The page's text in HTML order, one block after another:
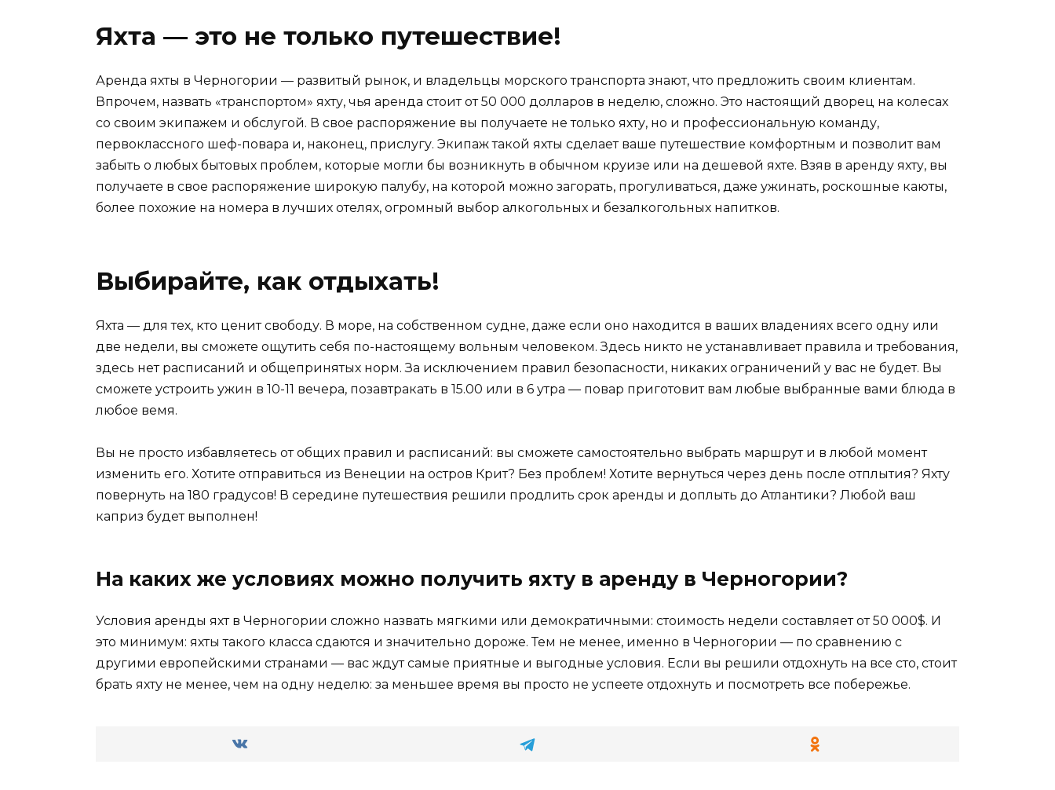
Яхта — это не только путешествие!
Аренда яхты в Черногории — развитый рынок, и владельцы морского транспорта знают, что предложить своим клиентам.
Впрочем, назвать «транспортом» яхту, чья аренда стоит от 50 000 долларов в неделю, сложно. Это настоящий дворец на колесах
со своим экипажем и обслугой. В свое распоряжение вы получаете не только яхту, но и профессиональную команду,
первоклассного шеф-повара и, наконец, прислугу. Экипаж такой яхты сделает ваше путешествие комфортным и позволит вам
забыть о любых бытовых проблем, которые могли бы возникнуть в обычном круизе или на дешевой яхте. Взяв в аренду яхту, вы
получаете в свое распоряжение широкую палубу, на которой можно загорать, прогуливаться, даже ужинать, роскошные каюты,
более похожие на номера в лучших отелях, огромный выбор алкогольных и безалкогольных напитков.
Выбирайте, как отдыхать!
Яхта — для тех, кто ценит свободу. В море, на собственном судне, даже если оно находится в ваших владениях всего одну или
две недели, вы сможете ощутить себя по-настоящему вольным человеком. Здесь никто не устанавливает правила и требования,
здесь нет расписаний и общепринятых норм. За исключением правил безопасности, никаких ограничений у вас не будет. Вы
сможете устроить ужин в 10-11 вечера, позавтракать в 15.00 или в 6 утра — повар приготовит вам любые выбранные вами блюда в
любое вемя.
Вы не просто избавляетесь от общих правил и расписаний: вы сможете самостоятельно выбрать маршрут и в любой момент
изменить его. Хотите отправиться из Венеции на остров Крит? Без проблем! Хотите вернуться через день после отплытия? Яхту
повернуть на 180 градусов! В середине путешествия решили продлить срок аренды и доплыть до Атлантики? Любой ваш
каприз будет выполнен!
На каких же условиях можно получить яхту в аренду в Черногории?
Условия аренды яхт в Черногории сложно назвать мягкими или демократичными: стоимость недели составляет от 50 000$. И
это минимум: яхты такого класса сдаются и значительно дороже. Тем не менее, именно в Черногории — по сравнению с
другими европейскими странами — вас ждут самые приятные и выгодные условия. Если вы решили отдохнуть на все сто, стоит
брать яхту не менее, чем на одну неделю: за меньшее время вы просто не успеете отдохнуть и посмотреть все побережье.